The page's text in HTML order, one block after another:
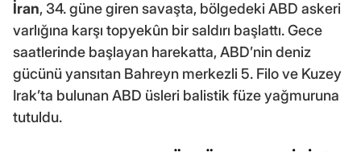
İran, 34. güne giren savaşta, bölgedeki ABD askeri
varlığına karşı topyekûn bir saldırı başlattı. Gece
saatlerinde başlayan harekatta, ABD’nin deniz
gücünü yansıtan Bahreyn merkezli 5. Filo ve Kuzey
Irak’ta bulunan ABD üsleri balistik füze yağmuruna
tutuldu.